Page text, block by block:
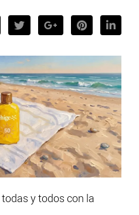
y todos con la